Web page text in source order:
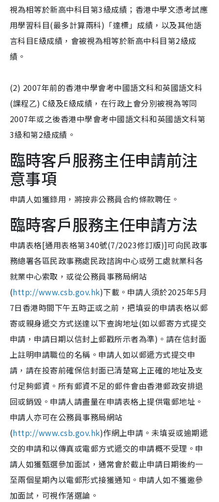
視為相等於新高中科目第3級成績；香港中學文憑考試應
用學習科目(最多計算兩科)「達標」成績，以及其他語
言科目E級成績，會被視為相等於新高中科目第2級成
績。
(2) 2007年前的香港中學會考中國語文科和英國語文科
(課程乙) C級及E級成績，在行政上會分別被視為等同
2007年或之後香港中學會考中國語文科和英國語文科第
3級和第2級成績。
臨時客戶服務主任申請前注
意事項
申請人如獲錄用，將按非公務員合約條款聘任。
臨時客戶服務主任申請方法
申請表格[通用表格第340號(7/2023修訂版)]可向民政事
務總署各區民政事務處民政諮詢中心或勞工處就業科各
就業中心索取，或從公務員事務局網站
(http://www.csb.gov.hk)下載。申請人須於2025年5月
7日香港時間下午五時正或之前，把填妥的申請表格以郵
寄或親身遞交方式送達以下查詢地址(如以郵寄方式提交
申請，申請日期以信封上郵戳所示者為準)。請在信封面
上註明申請職位的名稱。申請人如以郵遞方式提交申
請，請在投寄前確保信封面已清楚寫上正確的地址及支
付足夠郵資。所有郵資不足的郵件會由香港郵政安排退
回或銷毀。申請人請盡量在申請表格上提供電郵地址。
申請人亦可在公務員事務局網站
(http://www.csb.gov.hk)作網上申請。未填妥或逾期遞
交的申請和以傳真或電郵方式遞交的申請概不受理。申
請人如獲甄選參加面試，通常會於截止申請日期後約一
至兩個星期內以電郵形式接獲通知。申請人如不獲邀參
加面試，可視作落選論。